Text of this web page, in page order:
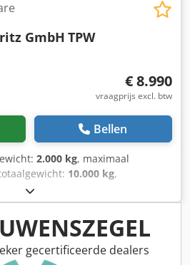
GmbH TPW
€ 8.990
vraagprijs excl. btw
Bellen
2.000 kg, maximaal
10.000 kg,
mm, laadruimtebreedte:
mm, kleur:oranje, Bouwjaar:2026,
aanhangwagen voor zwaar
Lengte 6000 mm Breedte
8000 kg Vierwielbesturing, houten
gecertificeerde dealers